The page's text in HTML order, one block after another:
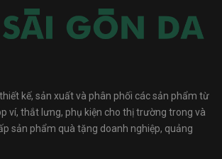
kế, sản xuất và phân phối các sản phẩm từ
ví, thắt lưng, phụ kiện cho thị trường trong và
sản phẩm quà tặng doanh nghiệp, quảng